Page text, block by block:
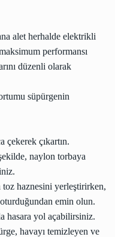
alet herhalde elektrikli
performansı
düzenli olarak
süpürgenin
çekerek çıkartın.
naylon torbaya
toz haznesini yerleştirirken,
emin olun.
hasara yol açabilirsiniz.
havayı temizleyen ve